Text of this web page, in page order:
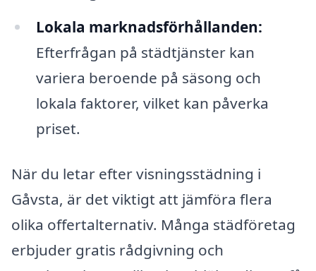
Lokala marknadsförhållanden:
Efterfrågan på städtjänster kan
variera beroende på säsong och
lokala faktorer, vilket kan påverka
priset.
När du letar efter visningsstädning i
Gåvsta, är det viktigt att jämföra flera
olika offertalternativ. Många städföretag
erbjuder gratis rådgivning och